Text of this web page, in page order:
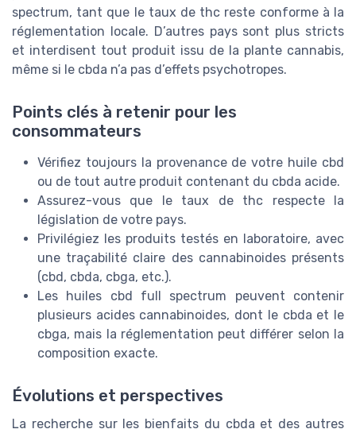
spectrum, tant que le taux de thc reste conforme à la
réglementation locale. D’autres pays sont plus stricts
et interdisent tout produit issu de la plante cannabis,
même si le cbda n’a pas d’effets psychotropes.
Points clés à retenir pour les
consommateurs
Vérifiez toujours la provenance de votre huile cbd
ou de tout autre produit contenant du cbda acide.
Assurez-vous que le taux de thc respecte la
législation de votre pays.
Privilégiez les produits testés en laboratoire, avec
une traçabilité claire des cannabinoides présents
(cbd, cbda, cbga, etc.).
Les huiles cbd full spectrum peuvent contenir
plusieurs acides cannabinoides, dont le cbda et le
cbga, mais la réglementation peut différer selon la
composition exacte.
Évolutions et perspectives
La recherche sur les bienfaits du cbda et des autres